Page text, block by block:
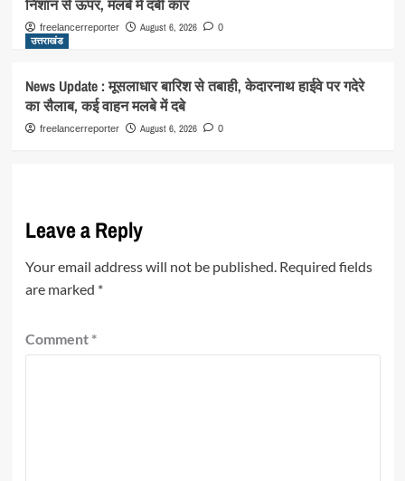
निशान से ऊपर, मलबे में दबी कार
freelancerreporter August 6, 2026 0
उत्तराखंड
News Update : मूसलाधार बारिश से तबाही, केदारनाथ हाईवे पर गदेरे
का सैलाब, कई वाहन मलबे में दबे
freelancerreporter August 6, 2026 0
Leave a Reply
Your email address will not be published. Required fields
are marked *
Comment *